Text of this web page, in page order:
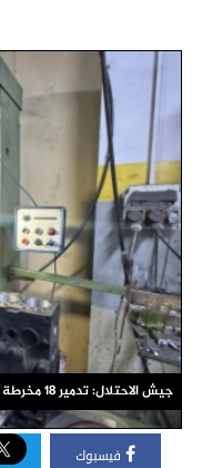
جيش الاحتلال: تدمير 18 مخرطة لإنتاج الأسلحة في نابلس
فيسبوك